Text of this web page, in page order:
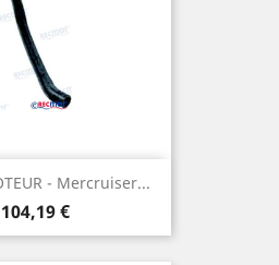
- Mercruiser...
Prix
104,19 €